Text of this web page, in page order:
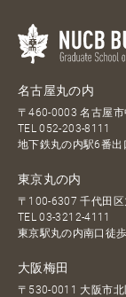
名古屋丸の内
〒460-0003 名古屋市
TEL052-203-8111
地下鉄丸の内駅6番出
東京丸の内
〒100-6307 千代田
TEL03-3212-4111
東京駅丸の内南口徒
大阪梅田
〒530-0011 大阪市